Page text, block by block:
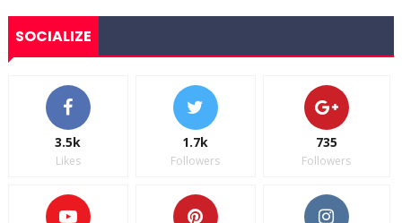
SOCIALIZE
3.5k
Likes
1.7k
Followers
735
Followers